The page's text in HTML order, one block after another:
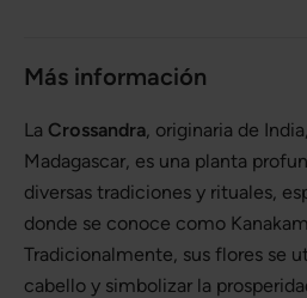
Más información
La Crossandra, originaria de
Madagascar, es una planta
diversas tradiciones y rituales,
donde se conoce como
Tradicionalmente, sus flores se
cabello y simbolizar la